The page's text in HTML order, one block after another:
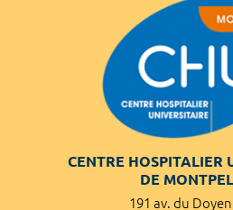
CENTRE HOSPITALIER
DE
191 av. du